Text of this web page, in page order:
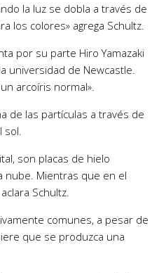
la luz se dobla a través de
los colores» agrega Schultz.
por su parte Hiro Yamazaki
universidad de Newcastle.
arcoíris normal».
de las partículas a través de
sol.
son placas de hielo
nube. Mientras que en el
Schultz.
comunes, a pesar de
que se produzca una